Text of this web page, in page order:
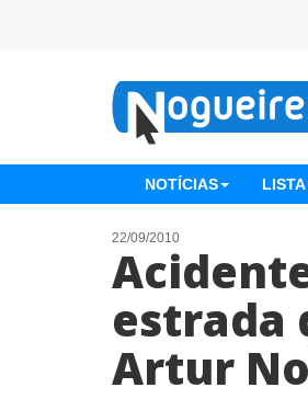
NOTÍCIAS
22/09/2010
estrada
Artur